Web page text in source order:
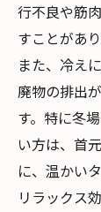
行不良や筋
すことがあり
また、冷え
廃物の排出
す。特に冬
い方は、首
に、温かい
リラックス